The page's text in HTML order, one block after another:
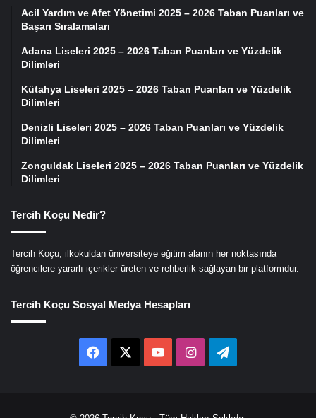
Acil Yardım ve Afet Yönetimi 2025 – 2026 Taban Puanları ve
Başarı Sıralamaları
Adana Liseleri 2025 – 2026 Taban Puanları ve Yüzdelik
Dilimleri
Kütahya Liseleri 2025 – 2026 Taban Puanları ve Yüzdelik
Dilimleri
Denizli Liseleri 2025 – 2026 Taban Puanları ve Yüzdelik
Dilimleri
Zonguldak Liseleri 2025 – 2026 Taban Puanları ve Yüzdelik
Dilimleri
Tercih Koçu Nedir?
Tercih Koçu, ilkokuldan üniversiteye eğitim alanın her noktasında
öğrencilere yararlı içerikler üreten ve rehberlik sağlayan bir platformdur.
Tercih Koçu Sosyal Medya Hesapları
Facebook YouTubeInstagramTelegram